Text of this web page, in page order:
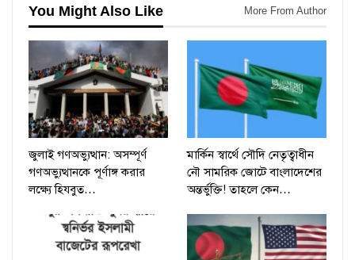
You Might Also Like More From Author
জুলাই গণঅভ্যুত্থান: অসম্পূর্ণ
গণঅভ্যুত্থানকে পূর্ণাঙ্গ করার
লক্ষ্যে হিযবুত…
মার্কিন স্বার্থে সৌদি নেতৃত্বাধীন
নৌ সামরিক জোটে বাংলাদেশের
অন্তর্ভুক্তি! তাহলে কেন…